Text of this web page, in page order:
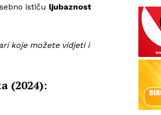
ističu ljubaznost
koje možete vidjeti i
(2024):